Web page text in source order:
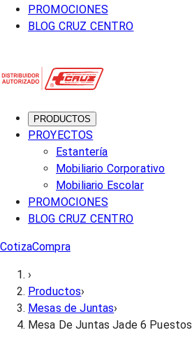
PROMOCIONES
BLOG CRUZ CENTRO
PRODUCTOS
PROYECTOS
Estantería
Mobiliario Corporativo
Mobiliario Escolar
PROMOCIONES
BLOG CRUZ CENTRO
CotizaCompra
›
Productos›
Mesas de Juntas›
Mesa De Juntas Jade 6 Puestos